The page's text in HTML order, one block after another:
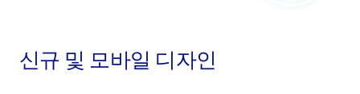
신규 및 모바일 디자인